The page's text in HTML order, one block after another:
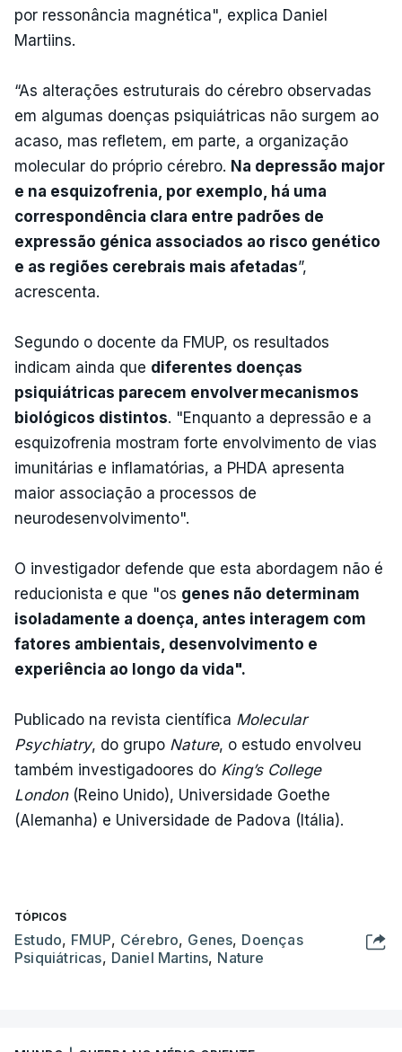
por ressonância magnética", explica Daniel
Martiins.
“As alterações estruturais do cérebro observadas
em algumas doenças psiquiátricas não surgem ao
acaso, mas refletem, em parte, a organização
molecular do próprio cérebro. Na depressão major
e na esquizofrenia, por exemplo, há uma
correspondência clara entre padrões de
expressão génica associados ao risco genético
e as regiões cerebrais mais afetadas”,
acrescenta.
Segundo o docente da FMUP, os resultados
indicam ainda que diferentes doenças
psiquiátricas parecem envolver mecanismos
biológicos distintos. "Enquanto a depressão e a
esquizofrenia mostram forte envolvimento de vias
imunitárias e inflamatórias, a PHDA apresenta
maior associação a processos de
neurodesenvolvimento".
O investigador defende que esta abordagem não é
reducionista e que "os genes não determinam
isoladamente a doença, antes interagem com
fatores ambientais, desenvolvimento e
experiência ao longo da vida".
Publicado na revista científica Molecular
Psychiatry, do grupo Nature, o estudo envolveu
também investigadoores do King’s College
London(Reino Unido), Universidade Goethe
(Alemanha) e Universidade de Padova (Itália).
TÓPICOS
Estudo, FMUP, Cérebro, Genes, Doenças
Psiquiátricas, Daniel Martins, Nature